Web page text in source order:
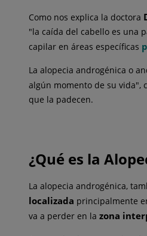
Como nos explica la doctora
"la caída del cabello es una
capilar en áreas específicas
La alopecia androgénica o
algún momento de su vida",
que la padecen.
¿Qué es la
La alopecia androgénica,
localizada principalmente
va a perder en la zona